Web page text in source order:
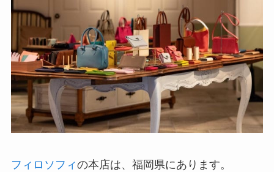
フィロソフィの本店は、福岡県にあります。